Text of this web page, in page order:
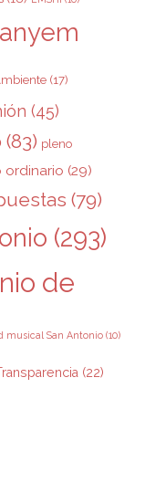
(17)
(45)
(83) pleno
ordinario (29)
(79)
(293)
de
musical San Antonio (10)
(22)